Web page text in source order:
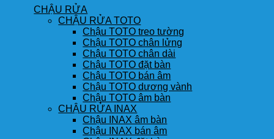
CHẬU RỬA
CHẬU RỬA TOTO
Chậu TOTO treo tường
Chậu TOTO chân lửng
Chậu TOTO chân dài
Chậu TOTO đặt bàn
Chậu TOTO bán âm
Chậu TOTO dương vành
Chậu TOTO âm bàn
CHẬU RỬA INAX
Chậu INAX âm bàn
Chậu INAX bán âm